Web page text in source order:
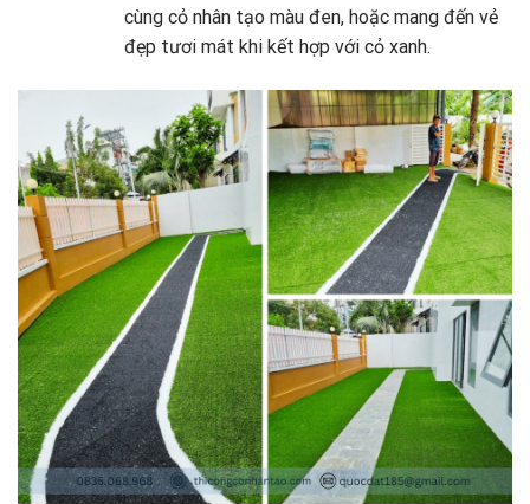
cùng cỏ nhân tạo màu đen, hoặc mang đến vẻ
đẹp tươi mát khi kết hợp với cỏ xanh.